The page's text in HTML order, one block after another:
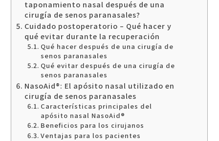
taponamiento nasal después de una
cirugía de senos paranasales?
Cuidado postoperatorio – Qué hacer y
qué evitar durante la recuperación
Qué hacer después de una cirugía de
senos paranasales
Qué evitar después de una cirugía de
senos paranasales
NasoAid®: El apósito nasal utilizado en
cirugía de senos paranasales
Características principales del
apósito nasal NasoAid®
Beneficios para los cirujanos
Ventajas para los pacientes